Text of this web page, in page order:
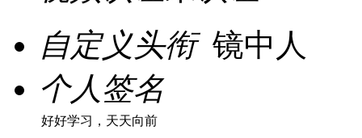
自定义头衔 镜中人
个人签名
好好学习，天天向前